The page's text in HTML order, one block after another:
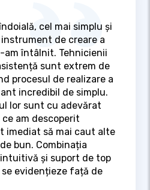
cel mai simplu și
de creare a
am întâlnit. Tehnicienii
sunt extrem de
procesul de realizare a
incredibil de simplu.
lor sunt cu adevărat
am descoperit
imediat să mai caut alte
bun. Combinația
și suport de top
se evidențieze față de